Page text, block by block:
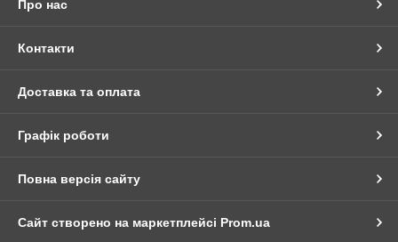
Про нас
Контакти
Доставка та оплата
Графік роботи
Повна версія сайту
Сайт створено на маркетплейсі Prom.ua